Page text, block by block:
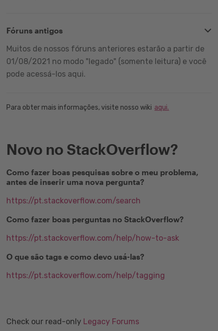
Fóruns antigos
Muitos de nossos fóruns anteriores estarão a partir de
01/08/2021 no modo "legado" (somente leitura) e você
pode acessá-los aqui.
Para obter mais informações, visite nosso wiki aqui.
Novo no StackOverflow?
Como fazer boas pesquisas sobre o meu problema,
antes de inserir uma nova pergunta?
https://pt.stackoverflow.com/search
Como fazer boas perguntas no StackOverflow?
https://pt.stackoverflow.com/help/how-to-ask
O que são tags e como devo usá-las?
https://pt.stackoverflow.com/help/tagging
Check our read-only Legacy Forums